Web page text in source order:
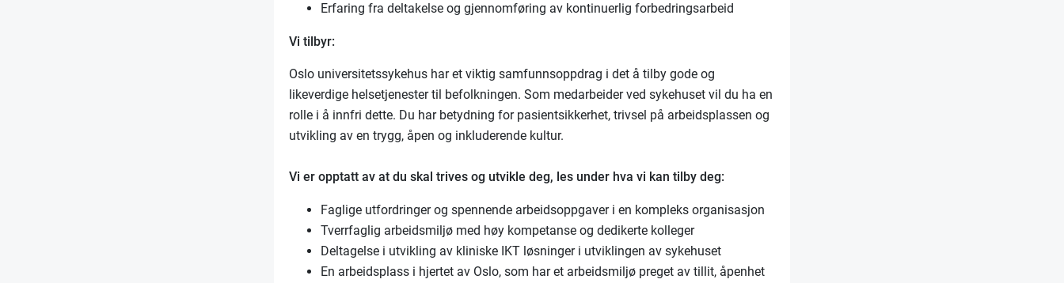
Erfaring fra deltakelse og gjennomføring av kontinuerlig forbedringsarbeid
Vi tilbyr:
Oslo universitetssykehus har et viktig samfunnsoppdrag i det å tilby gode og
likeverdige helsetjenester til befolkningen. Som medarbeider ved sykehuset vil du ha en
rolle i å innfri dette. Du har betydning for pasientsikkerhet, trivsel på arbeidsplassen og
utvikling av en trygg, åpen og inkluderende kultur.
Vi er opptatt av at du skal trives og utvikle deg, les under hva vi kan tilby deg:
Faglige utfordringer og spennende arbeidsoppgaver i en kompleks organisasjon
Tverrfaglig arbeidsmiljø med høy kompetanse og dedikerte kolleger
Deltagelse i utvikling av kliniske IKT løsninger i utviklingen av sykehuset
En arbeidsplass i hjertet av Oslo, som har et arbeidsmiljø preget av tillit, åpenhet